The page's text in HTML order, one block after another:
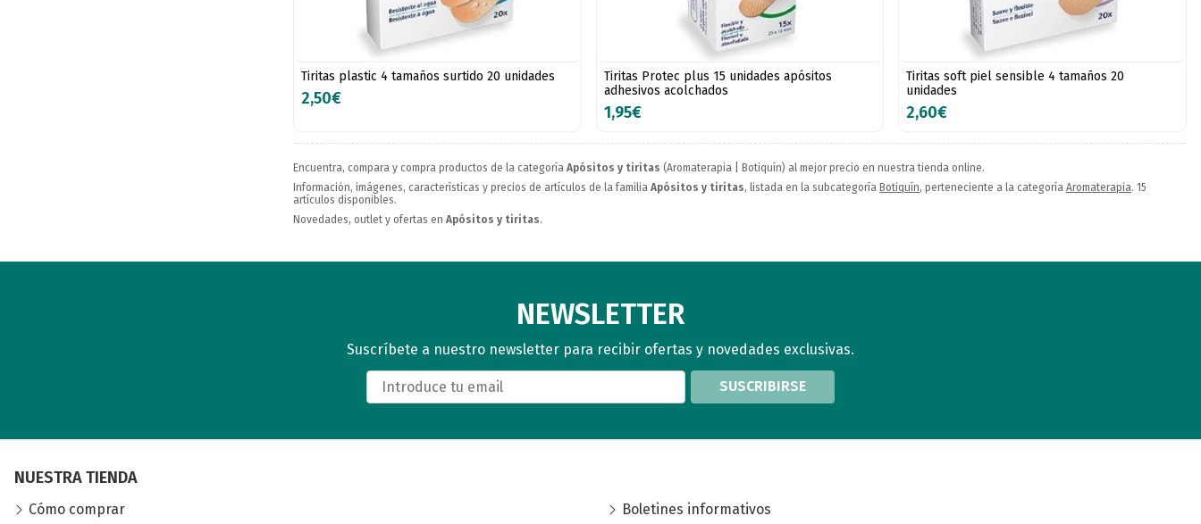
Encuentra, compara y compra productos de la categoría Apósitos y tiritas (Aromaterapia | Botiquín) al mejor precio en nuestra tienda online.
Información, imágenes, características y precios de artículos de la familia Apósitos y tiritas, listada en la subcategoría Botiquín, perteneciente a la categoría Aromaterapia. 15
artículos disponibles.
Novedades, outlet y ofertas en Apósitos y tiritas.
Tiritas plastic 4 tamaños surtido 20 unidades
2,50€
Tiritas Protec plus 15 unidades apósitos
adhesivos acolchados
1,95€
Tiritas soft piel sensible 4 tamaños 20
unidades
2,60€
NEWSLETTER
Suscríbete a nuestro newsletter para recibir ofertas y novedades exclusivas.
SUSCRIBIRSE
NUESTRA TIENDA
Cómo comprar Boletines informativos